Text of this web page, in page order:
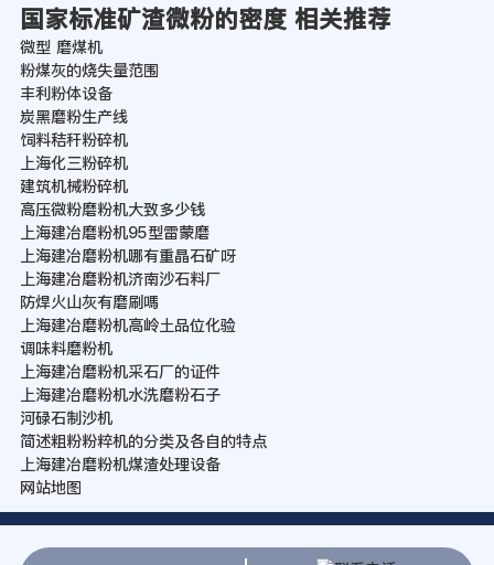
国家标准矿渣微粉的密度 相关推荐
微型 磨煤机
粉煤灰的烧失量范围
丰利粉体设备
炭黑磨粉生产线
饲料秸秆粉碎机
上海化三粉碎机
建筑机械粉碎机
高压微粉磨粉机大致多少钱
上海建冶磨粉机95型雷蒙磨
上海建冶磨粉机哪有重晶石矿呀
上海建冶磨粉机济南沙石料厂
防焊火山灰有磨刷嗎
上海建冶磨粉机高岭土品位化验
调味料磨粉机
上海建冶磨粉机采石厂的证件
上海建冶磨粉机水洗磨粉石子
河碌石制沙机
简述粗粉粉粹机的分类及各自的特点
上海建冶磨粉机煤渣处理设备
网站地图